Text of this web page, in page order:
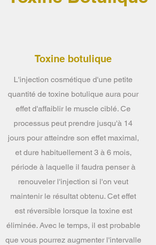
Toxine botulique
L'injection cosmétique d'une petite
quantité de toxine botulique aura pour
effet d'affaiblir le muscle ciblé. Ce
processus peut prendre jusqu'à 14
jours pour atteindre son effet maximal,
et dure habituellement 3 à 6 mois,
période à laquelle il faudra penser à
renouveler l'injection si l'on veut
maintenir le résultat obtenu. Cet effet
est réversible lorsque la toxine est
éliminée. Avec le temps, il est probable
que vous pourrez augmenter l'intervalle